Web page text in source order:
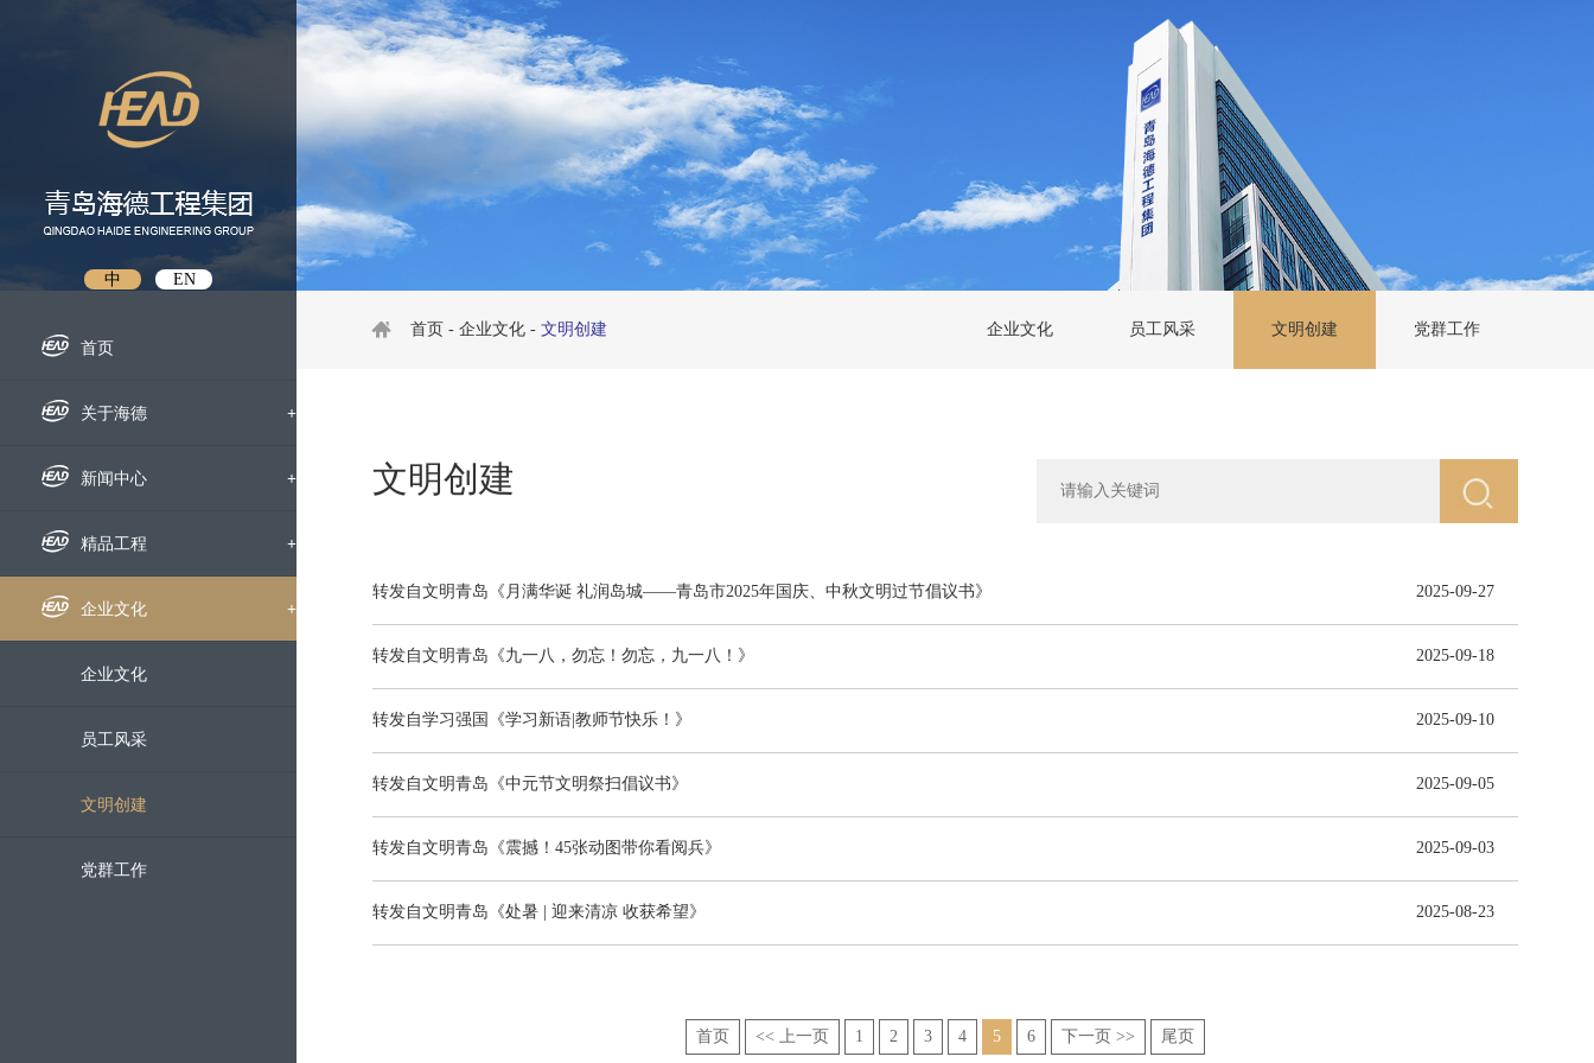
中 EN
首页
关于海德 +
企业概况
组织机构
下属公司
发展历程
荣誉资质
企业宣传片
新闻中心 +
企业新闻
通知公告
招标信息
媒体聚焦
精品工程 +
国内工程
海外工程
企业文化 +
企业文化
员工风采
文明创建
党群工作
首页 - 企业文化 - 文明创建 企业文化 员工风采 文明创建 党群工作
文明创建
转发自文明青岛《月满华诞 礼润岛城——青岛市2025年国庆、中秋文明过节倡议书》 2025-09-27
转发自文明青岛《九一八，勿忘！勿忘，九一八！》 2025-09-18
转发自学习强国《学习新语|教师节快乐！》 2025-09-10
转发自文明青岛《中元节文明祭扫倡议书》 2025-09-05
转发自文明青岛《震撼！45张动图带你看阅兵》 2025-09-03
转发自文明青岛《处暑 | 迎来清凉 收获希望》 2025-08-23
首页 << 上一页 1 2 3 4 5 6 下一页 >> 尾页